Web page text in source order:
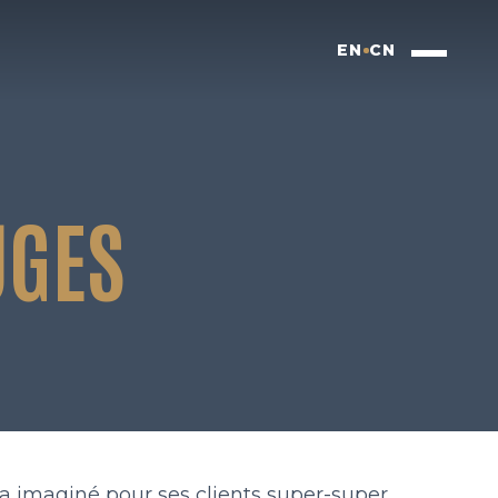
EN CN